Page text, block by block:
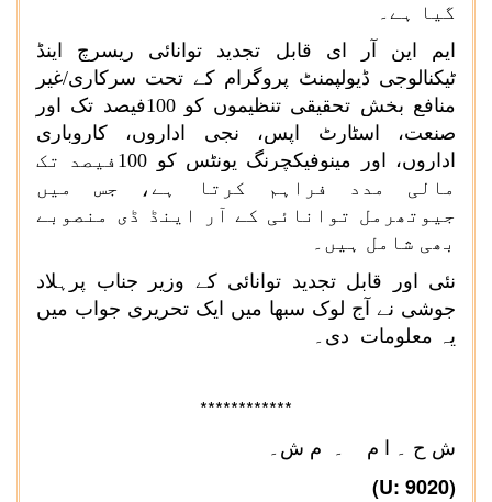
گیا ہے۔
ایم این آر ای قابل تجدید توانائی ریسرچ اینڈ
ٹیکنالوجی ڈیولپمنٹ پروگرام کے تحت سرکاری/غیر
منافع بخش تحقیقی تنظیموں کو 100فیصد تک اور
صنعت، اسٹارٹ اپس، نجی اداروں، کاروباری
اداروں، اور مینوفیکچرنگ یونٹس کو 100فیصد تک
مالی مدد فراہم کرتا ہے، جس میں
جیوتھرمل توانائی کے آر اینڈ ڈی منصوبے
بھی شامل ہیں۔
نئی اور قابل تجدید توانائی کے وزیر جناب پرہلاد
جوشی نے آج لوک سبھا میں ایک تحریری جواب میں
یہ معلومات دی۔
************
ش ح ۔ ا م ۔ م ش۔
(U: 9020)